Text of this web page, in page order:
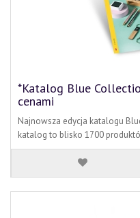
*Katalog Blue
cenami
Najnowsza edycja katalogu
katalog to blisko 1700